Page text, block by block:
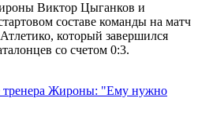
Виктор Цыганков и
составе команды на матч
который завершился
со счетом 0:3.
Жироны: "Ему нужно